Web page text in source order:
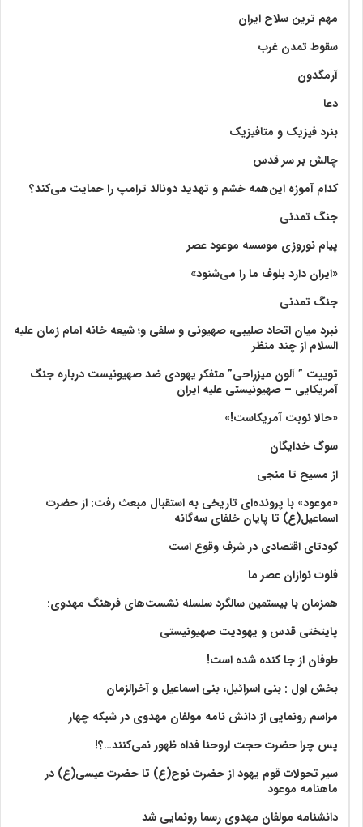
مهم ترین سلاح ایران
سقوط تمدن غرب
آرمگدون
دعا
بنرد فیزیک و متافیزیک
چالش بر سر قدس
کدام آموزه این‌همه خشم و تهدید دونالد ترامپ را حمایت می‌کند؟
جنگ تمدنی
پیام نوروزی موسسه موعود عصر
«ایران دارد بلوف ما را می‌شنود»
جنگ تمدنی
نبرد میان اتحاد صلیبی، صهیونی و سلفی و؛ شیعه خانه امام زمان علیه
السلام از چند منظر
توییت ” آلون میزراحی” متفکر یهودی ضد صهیونیست درباره جنگ
آمریکایی – صهیونیستی علیه ایران
«حالا نوبت آمریکاست!»
سوگ خدایگان
از مسیح تا منجی
«موعود» با پرونده‌ای تاریخی به استقبال مبعث رفت: از حضرت
اسماعیل(ع) تا پایان خلفای سه‌گانه
کودتای اقتصادی در شرف وقوع است
فلوت نوازان عصر ما
همزمان با بیستمین سالگرد سلسله نشست‌های فرهنگ مهدوی:‌
پایتختی قدس و یهودیت صهیونیستی
طوفان از جا کنده شده است!
بخش اول : بنی اسرائیل، بنی اسماعیل و آخرالزمان
مراسم رونمایی از دانش نامه مولفان مهدوی در شبکه چهار
پس چرا حضرت حجت اروحنا فداه ظهور نمی‌کنند…؟!
سیر تحولات قوم یهود از حضرت نوح(ع) تا حضرت عیسی(ع) در
ماهنامه موعود
دانشنامه مولفان مهدوی رسما رونمایی شد